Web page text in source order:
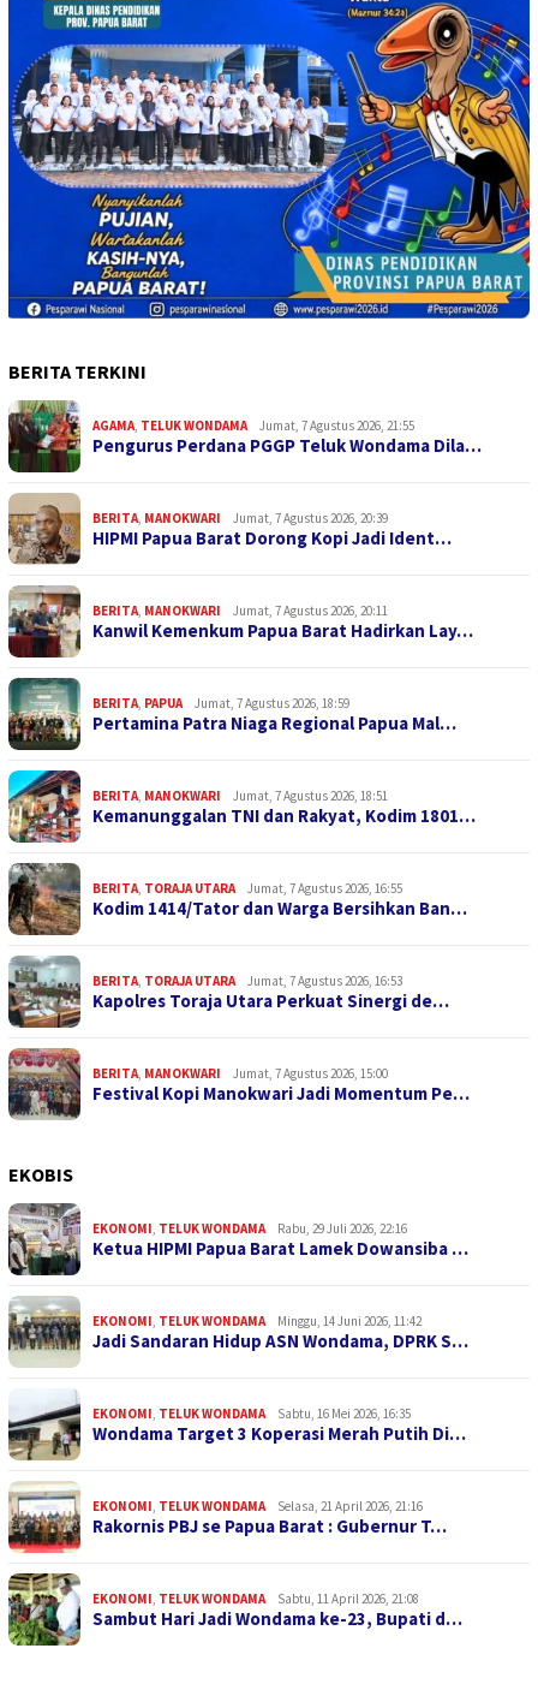
BERITA TERKINI
AGAMA TELUK WONDAMA Jumat, 7 Agustus 2026, 21:55
Pengurus Perdana PGGP Teluk Wondama Dila…
BERITA MANOKWARI Jumat, 7 Agustus 2026, 20:39
HIPMI Papua Barat Dorong Kopi Jadi Ident…
BERITA MANOKWARI Jumat, 7 Agustus 2026, 20:11
Kanwil Kemenkum Papua Barat Hadirkan Lay…
BERITA PAPUA Jumat, 7 Agustus 2026, 18:59
Pertamina Patra Niaga Regional Papua Mal…
BERITA MANOKWARI Jumat, 7 Agustus 2026, 18:51
Kemanunggalan TNI dan Rakyat, Kodim 1801…
BERITA TORAJA UTARA Jumat, 7 Agustus 2026, 16:55
Kodim 1414/Tator dan Warga Bersihkan Ban…
BERITA TORAJA UTARA Jumat, 7 Agustus 2026, 16:53
Kapolres Toraja Utara Perkuat Sinergi de…
BERITA MANOKWARI Jumat, 7 Agustus 2026, 15:00
Festival Kopi Manokwari Jadi Momentum Pe…
EKOBIS
EKONOMI TELUK WONDAMA Rabu, 29 Juli 2026, 22:16
Ketua HIPMI Papua Barat Lamek Dowansiba …
EKONOMI TELUK WONDAMA Minggu, 14 Juni 2026, 11:42
Jadi Sandaran Hidup ASN Wondama, DPRK S…
EKONOMI TELUK WONDAMA Sabtu, 16 Mei 2026, 16:35
Wondama Target 3 Koperasi Merah Putih Di…
EKONOMI TELUK WONDAMA Selasa, 21 April 2026, 21:16
Rakornis PBJ se Papua Barat : Gubernur T…
EKONOMI TELUK WONDAMA Sabtu, 11 April 2026, 21:08
Sambut Hari Jadi Wondama ke-23, Bupati d…